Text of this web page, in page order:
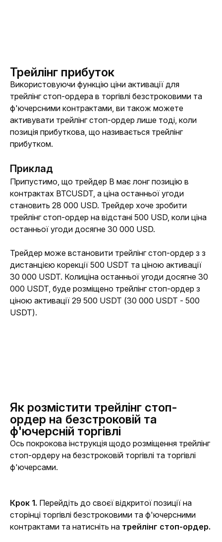
Трейлінг прибуток
Використовуючи функцію ціни активації для
трейлінг стоп-ордера в торгівлі безстроковими та
ф'ючерсними контрактами, ви також можете
активувати трейлінг стоп-ордер лише тоді, коли
позиція прибуткова, що називається трейлінг
прибутком.
Приклад
Припустимо, що трейдер B має лонг позицію в
контрактах BTCUSDT, а ціна останньої угоди
становить 28 000 USD. Трейдер хоче зробити
трейлінг стоп-ордер на відстані 500 USD, коли ціна
останньої угоди досягне 30 000 USD.
Трейдер може встановити трейлінг стоп-ордер з з
дистанцією корекції 500 USDT та ціною активації
30 000 USDT. Колиціна останньої угоди досягне 30
000 USDT, буде розміщено трейлінг стоп-ордер з
ціною активації 29 500 USDT (30 000 USDT - 500
USDT).
Як розмістити трейлінг стоп-
ордер на безстроковій та
ф'ючерсній торгівлі
Ось покрокова інструкція щодо розміщення трейлінг
стоп-ордеру на безстроковій торгівлі та торгівлі
ф'ючерсами.
Крок 1. Перейдіть до своєї відкритої позиції на
сторінці торгівлі безстроковими та ф'ючерсними
контрактами та натисніть на трейлінг стоп-ордер.